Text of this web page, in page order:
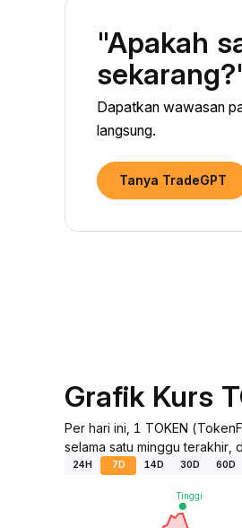
"Apakah
Dapatkan wawasan
langsung.
Tanya TradeGPT
Grafik Kurs
Per hari ini, 1 TOKEN
selama satu minggu terakhir,
24H 7D 14D 30D 60D